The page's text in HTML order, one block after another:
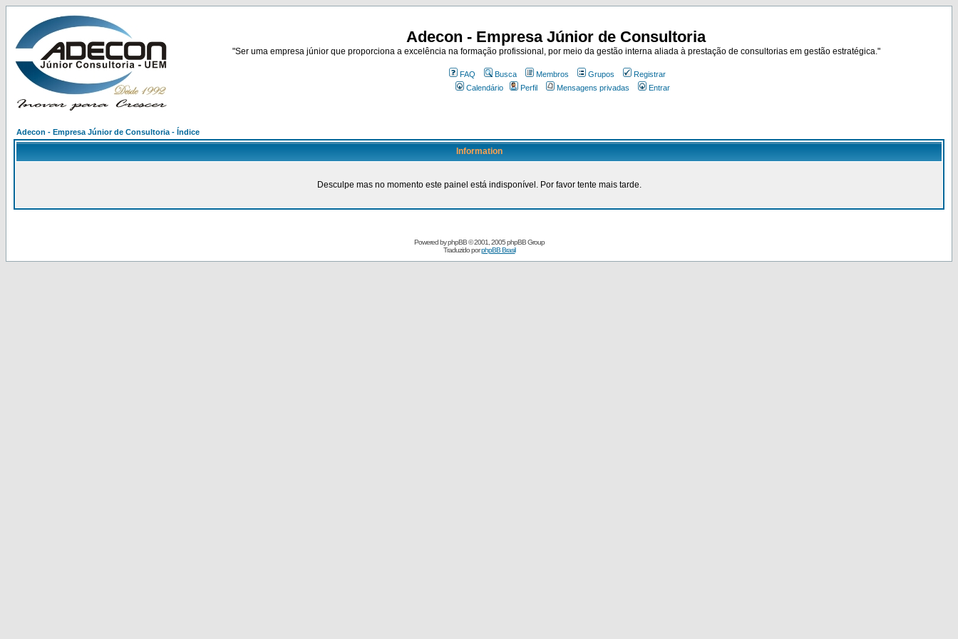
Adecon - Empresa Júnior de Consultoria
"Ser uma empresa júnior que proporciona a excelência na formação profissional, por meio da gestão interna aliada à prestação de consultorias em gestão estratégica."
FAQ Busca Membros Grupos
Registrar
Calendário
Perfil Mensagens privadas Entrar
Adecon - Empresa Júnior de Consultoria - Índice
Information
Desculpe mas no momento este painel está indisponível. Por favor tente mais tarde.
Powered byphpBB© 2001, 2005 phpBB Group
Traduzido porphpBB Brasil